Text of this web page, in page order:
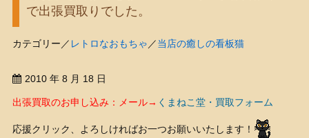
で出張買取りでした。
カテゴリー／ レトロなおもちゃ ／当店の癒しの看板猫
2010 年 8 月 18 日
出張買取のお申し込み：メール→ くまねこ堂・買取フォーム
応援クリック、よろしければお一つお願いいたします！